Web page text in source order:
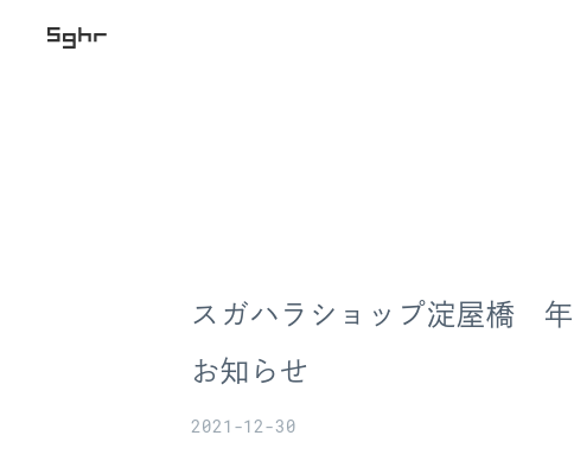
スガハラショップ淀屋橋
お知らせ
2021-12-30